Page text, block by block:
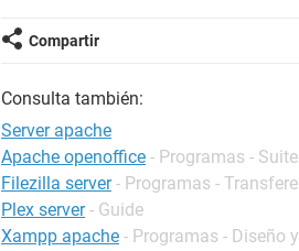
Compartir
Consulta también:
Server apache
Apache openoffice - Programas -
Filezilla server - Programas -
Plex server - Guide
Xampp apache - Programas - Diseño